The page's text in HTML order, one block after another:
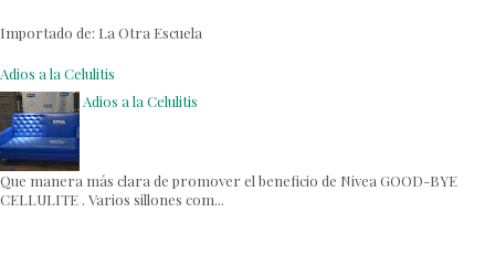
Importado de: La Otra Escuela
Adios a la Celulitis
Adios a la Celulitis
Que manera más clara de promover el beneficio de Nivea GOOD-BYE
CELLULITE . Varios sillones com...